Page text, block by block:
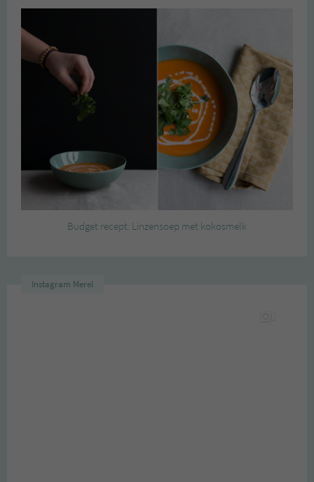
Budget recept: Linzensoep met kokosmelk
Instagram Merel